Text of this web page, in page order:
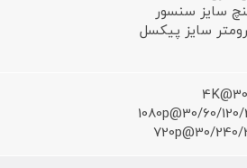
1080p@30/60/
720p@30/